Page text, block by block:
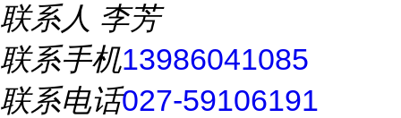
联系人 李芳
联系手机13986041085
联系电话027-59106191